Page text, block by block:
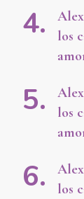
los
los
los